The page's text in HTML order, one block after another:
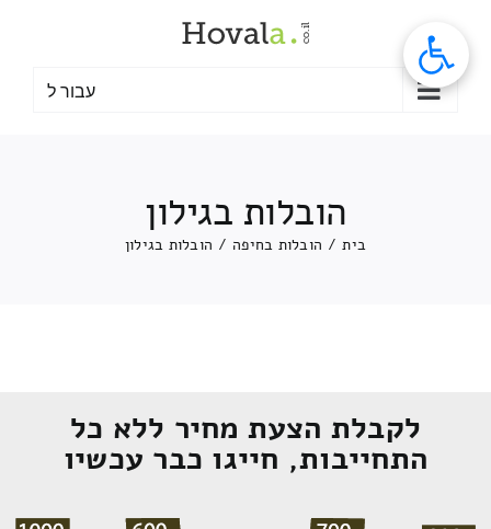
עבור ל
הובלות בגילון
בית / הובלות בחיפה / הובלות בגילון
לקבלת הצעת מחיר ללא כל
התחייבות, חייגו כבר עכשיו